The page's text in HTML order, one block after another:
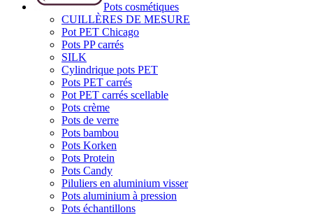
Pots cosmétiques
CUILLÈRES DE MESURE
Pot PET Chicago
Pots PP carrés
SILK
Cylindrique pots PET
Pots PET carrés
Pot PET carrés scellable
Pots crème
Pots de verre
Pots bambou
Pots Korken
Pots Protein
Pots Candy
Piluliers en aluminium visser
Pots aluminium à pression
Pots échantillons